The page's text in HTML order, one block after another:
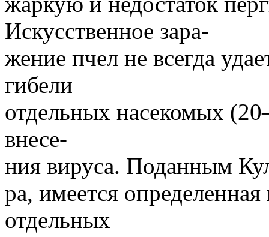
Искусственное зара-
жение пчел не всегда
гибели
отдельных насекомых
внесе-
ния вируса. Поданным
ра, имеется определенная
отдельных